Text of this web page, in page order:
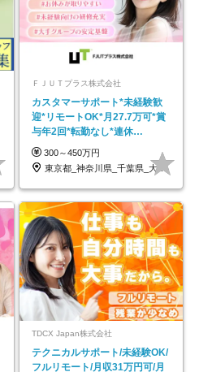
ＦＪＵＴプラス株式会社
カスタマーサポート*未経験歓
迎*リモートOK*月27.7万可*賞
与年2回*転勤なし*連休
OK/ZE010232
300～450万円
東京都_神奈川県_千葉県_大阪府_愛知県…
TDCX Japan株式会社
テクニカルサポート/未経験OK/
フルリモート/月収31万円可/月